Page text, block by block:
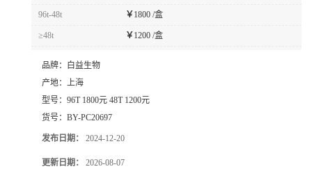
96t-48t ￥ 1800 /盒
≥48t ￥ 1200 /盒
品牌：
白益生物
产地： 上海
型号： 96T 1800元 48T 1200元
货号： BY-PC20697
发布日期： 2024-12-20
更新日期： 2026-08-07